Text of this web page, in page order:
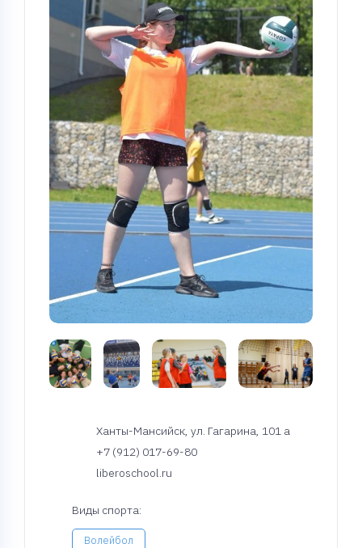
Ханты-Мансийск, ул. Гагарина, 101 а
+7 (912) 017-69-80
liberoschool.ru
Виды спорта:
Волейбол